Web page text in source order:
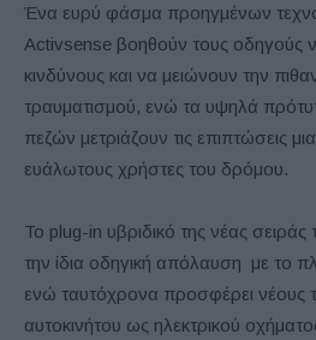
Ένα ευρύ φάσμα προηγμένων
Activsense βοηθούν τους οδηγούς
κινδύνους και να μειώνουν την
τραυματισμού, ενώ τα υψηλά
πεζών μετριάζουν τις επιπτώσεις
ευάλωτους χρήστες του δρόμου.
Το plug-in υβριδικό της νέας
την ίδια οδηγική απόλαυση με το
ενώ ταυτόχρονα προσφέρει νέους
αυτοκινήτου ως ηλεκτρικού